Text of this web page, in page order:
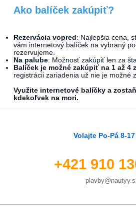
Ako balíček zakúpiť?
Rezervácia vopred : Najlepšia cena,
vám internetový balíček na vybraný
rezervujeme.
Na palube: Možnosť zakúpiť len za
Balíček je možné zakúpiť na 1 až 4
registrácii zariadenia už nie je možné
Využite internetové balíčky a
kdekoľvek na mori.
Volajte Po-Pá 8-
+421 910